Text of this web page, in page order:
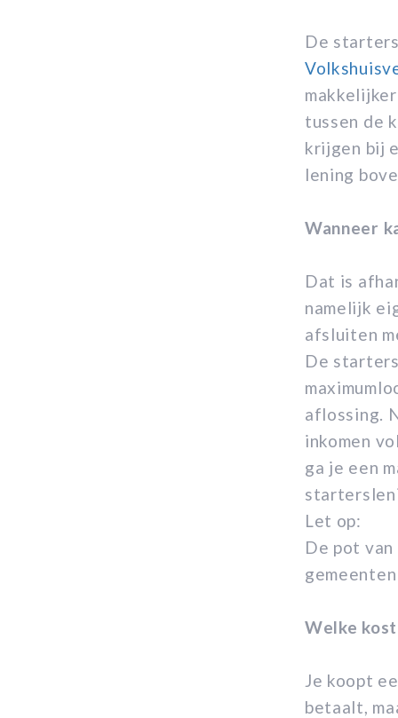
De
tussen de
krijgen bij
lening
Wanneer
Dat is
namelijk
afsluiten
De
aflossing.
inkomen
ga je een
Let op:
De pot
Welke
Je koopt
betaalt,